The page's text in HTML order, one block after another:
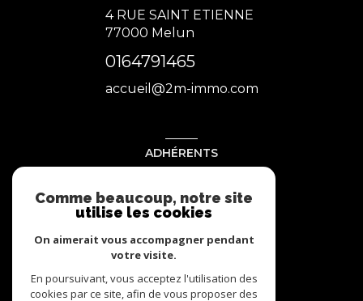
4 RUE SAINT ETIENNE
77000 Melun
0164791465
accueil@2m-immo.com
ADHÉRENTS
Nous adhérons
Comme beaucoup, notre site
utilise les cookies
On aimerait vous accompagner pendant
votre visite.
En poursuivant, vous acceptez l'utilisation des
cookies par ce site, afin de vous proposer des